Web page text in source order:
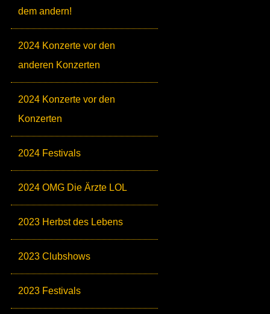
dem andern!
2024 Konzerte vor den
anderen Konzerten
2024 Konzerte vor den
Konzerten
2024 Festivals
2024 OMG Die Ärzte LOL
2023 Herbst des Lebens
2023 Clubshows
2023 Festivals